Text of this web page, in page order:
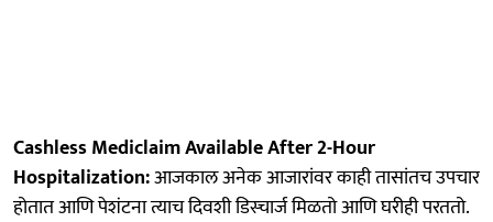
Cashless Mediclaim Available After 2-Hour
Hospitalization:आजकाल अनेक आजारांवर काही तासांतच उपचार
होतात आणि पेशंटना त्याच दिवशी डिस्चार्ज मिळतो आणि घरीही परततो.